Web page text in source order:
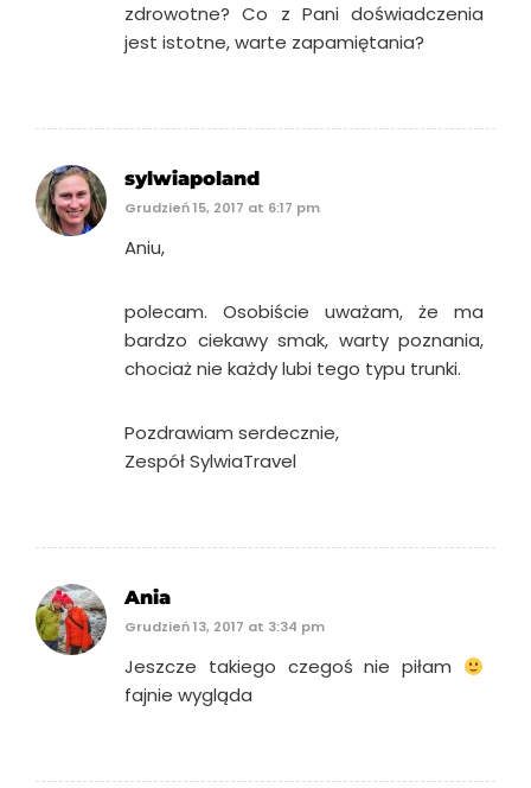
zdrowotne? Co z Pani doświadczenia
jest istotne, warte zapamiętania?
sylwiapoland
Grudzień 15, 2017 at 6:17 pm
Aniu,
polecam. Osobiście uważam, że ma
bardzo ciekawy smak, warty poznania,
chociaż nie każdy lubi tego typu trunki.
Pozdrawiam serdecznie,
Zespół SylwiaTravel
Ania
Grudzień 13, 2017 at 3:34 pm
Jeszcze takiego czegoś nie piłam
fajnie wygląda